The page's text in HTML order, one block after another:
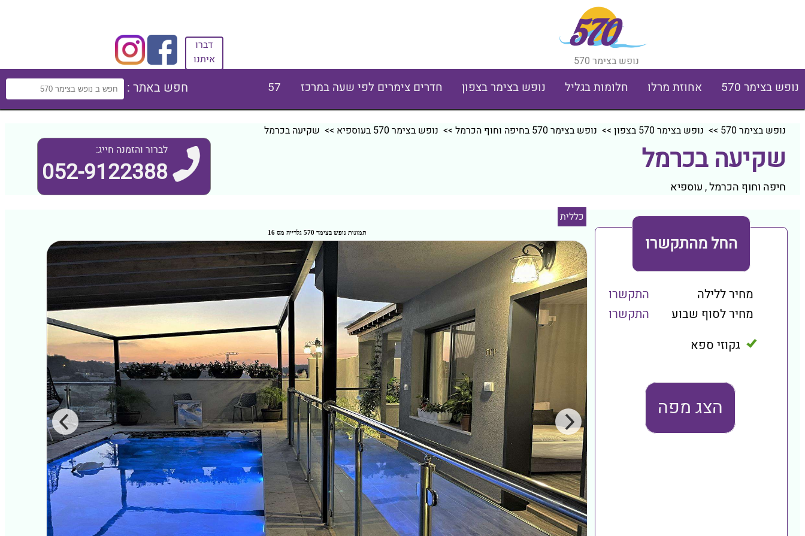
נופש בצימר 570
דברו
איתנו
נופש בצימר 570 אחוזת מרלו חלומות בגליל נופש בצימר בצפון חדרים צימרים לפי שעה במרכז 57 חפש באתר :
נופש בצימר 570 >> נופש בצימר 570 בצפון >> נופש בצימר 570 בחיפה וחוף הכרמל >> נופש בצימר 570 בעוספיא >> שקיעה בכרמל
שקיעה בכרמל
חיפה וחוף הכרמל, עוספיא
לברור והזמנה חייג:
052-9122388
החל מהתקשרו
מחיר ללילה
התקשרו
מחיר לסוף שבוע
התקשרו
גקוזי ספא
הצג מפה
כללית